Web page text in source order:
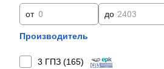
от до
Производитель
3 ГПЗ (165)